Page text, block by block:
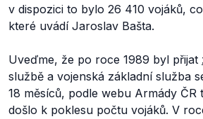
v dispozici to bylo 26 410 vojáků,
které uvádí Jaroslav Bašta.
Uveďme, že po roce 1989 byl přijat
službě a vojenská základní služba
18 měsíců, podle webu Armády ČR
došlo k poklesu počtu vojáků. V